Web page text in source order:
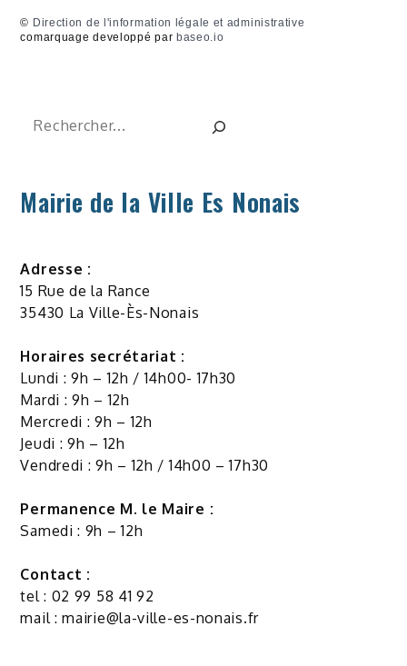
© Direction de l'information légale et administrative
comarquage developpé par baseo.io
Rechercher
Mairie de la Ville Es Nonais
Adresse :
15 Rue de la Rance
35430 La Ville-Ès-Nonais
Horaires secrétariat :
Lundi : 9h – 12h / 14h00- 17h30
Mardi : 9h – 12h
Mercredi : 9h – 12h
Jeudi : 9h – 12h
Vendredi : 9h – 12h / 14h00 – 17h30
Permanence M. le Maire :
Samedi : 9h – 12h
Contact :
tel : 02 99 58 41 92
mail :mairie@la-ville-es-nonais.fr